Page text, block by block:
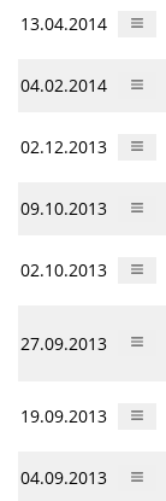
13.04.2014
04.02.2014
02.12.2013
09.10.2013
02.10.2013
27.09.2013
19.09.2013
04.09.2013